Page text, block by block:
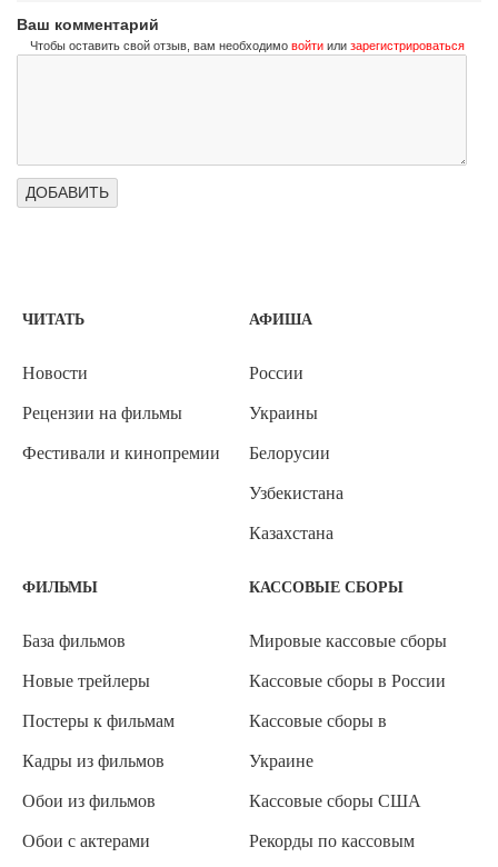
Ваш комментарий
Чтобы оставить свой отзыв, вам необходимо войти или зарегистрироваться
ЧИТАТЬ
Новости
Рецензии на фильмы
Фестивали и кинопремии
АФИША
России
Украины
Белорусии
Узбекистана
Казахстана
ФИЛЬМЫ
База фильмов
Новые трейлеры
Постеры к фильмам
Кадры из фильмов
Обои из фильмов
Обои с актерами
КАССОВЫЕ СБОРЫ
Мировые кассовые сборы
Кассовые сборы в России
Кассовые сборы в
Украине
Кассовые сборы США
Рекорды по кассовым